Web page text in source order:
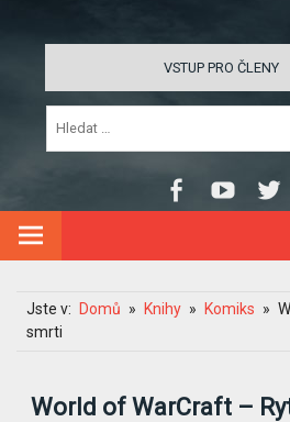
VSTUP PRO ČLENY
Jste v: Domů Knihy Komiks
smrti
World of WarCraft –